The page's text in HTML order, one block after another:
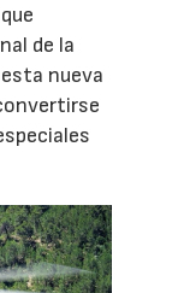
de la
nueva